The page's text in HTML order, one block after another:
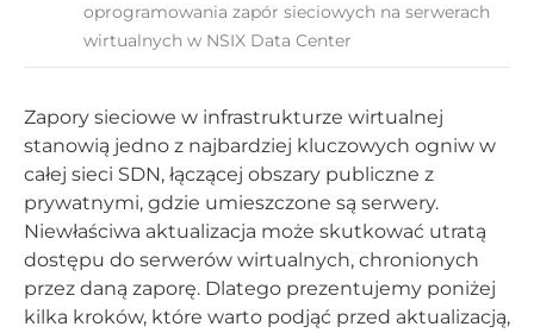
oprogramowania zapór sieciowych na serwerach
wirtualnych w NSIX Data Center
Zapory sieciowe w infrastrukturze wirtualnej
stanowią jedno z najbardziej kluczowych ogniw w
całej sieci SDN, łączącej obszary publiczne z
prywatnymi, gdzie umieszczone są serwery.
Niewłaściwa aktualizacja może skutkować utratą
dostępu do serwerów wirtualnych, chronionych
przez daną zaporę. Dlatego prezentujemy poniżej
kilka kroków, które warto podjąć przed aktualizacją,